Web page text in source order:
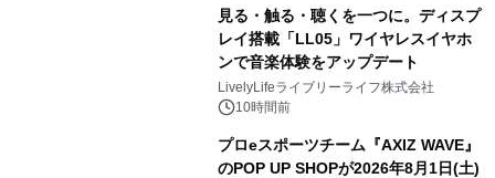
見る・触る・聴くを一つに。ディスプ
レイ搭載「LL05」ワイヤレスイヤホ
ンで音楽体験をアップデート
LivelyLifeライブリーライフ株式会社
10時間前
プロeスポーツチーム『AXIZ WAVE』
のPOP UP SHOPが2026年8月1日(土)